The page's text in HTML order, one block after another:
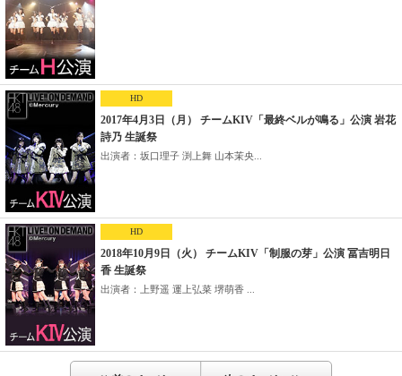
HD
2017年4月3日（月） チームKIV「最終ベルが鳴る」公演 岩花
詩乃 生誕祭
出演者：坂口理子 渕上舞 山本茉央...
HD
2018年10月9日（火） チームKIV「制服の芽」公演 冨吉明日
香 生誕祭
出演者：上野遥 運上弘菜 堺萌香 ...